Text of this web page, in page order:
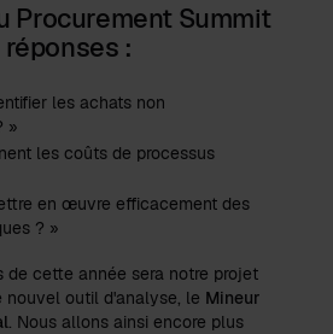
Procurement Summit
:
les achats non
»
les coûts de processus
en œuvre efficacement des
? »
de cette année sera notre projet
outil d'analyse, le Mineur
. Nous allons ainsi encore plus